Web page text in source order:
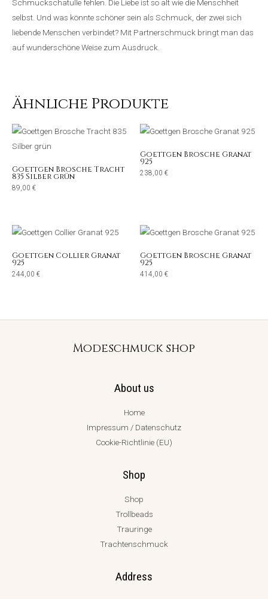
Schmuckschatulle fehlen. Die Liebe ist so alt wie die Menschheit
selbst. Und was könnte schöner sein als Schmuck, der zwei sich
liebende Menschen verbindet? Mit Partnerschmuck bringt man das
auf wunderschöne Weise zum Ausdruck.
Ähnliche Produkte
Goettgen Brosche Tracht
835 Silber grün
89,00 €
Goettgen Brosche Granat
925
238,00 €
Goettgen Collier Granat
925
244,00 €
Goettgen Brosche Granat
925
414,00 €
Modeschmuck shop
About us
Home
Impressum / Datenschutz
Cookie-Richtlinie (EU)
Shop
Shop
Trollbeads
Trauringe
Trachtenschmuck
Address